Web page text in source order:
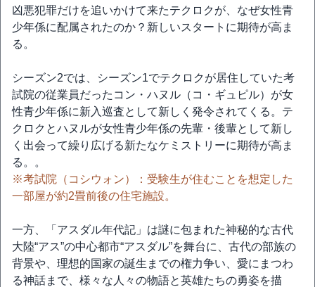
凶悪犯罪だけを追いかけて来たテクロクが、なぜ女性青
少年係に配属されたのか？新しいスタートに期待が高ま
る。
シーズン2では、シーズン1でテクロクが居住していた考
試院の従業員だったコン・ハヌル（コ・ギュピル）が女
性青少年係に新入巡査として新しく発令されてくる。テ
クロクとハヌルが女性青少年係の先輩・後輩として新し
く出会って繰り広げる新たなケミストリーに期待が高ま
る。。
※考試院（コシウォン）：受験生が住むことを想定した
一部屋が約2畳前後の住宅施設。
一方、「アスダル年代記」は謎に包まれた神秘的な古代
大陸“アス”の中心都市“アスダル”を舞台に、古代の部族の
背景や、理想的国家の誕生までの権力争い、愛にまつわ
る神話まで、様々な人々の物語と英雄たちの勇姿を描